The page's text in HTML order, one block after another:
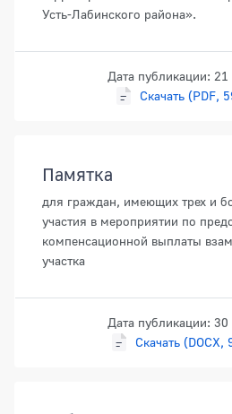
Усть-Лабинского района».
Дата публикации:
Скачать (PDF,
Памятка
для граждан, имеющих трех и
участия в мероприятии по
компенсационной выплаты
участка
Дата публикации:
Скачать